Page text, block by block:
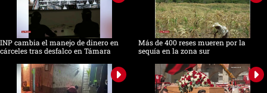
INP cambia el manejo de dinero en
cárceles tras desfalco en Támara
Más de 400 reses mueren por la
sequía en la zona sur